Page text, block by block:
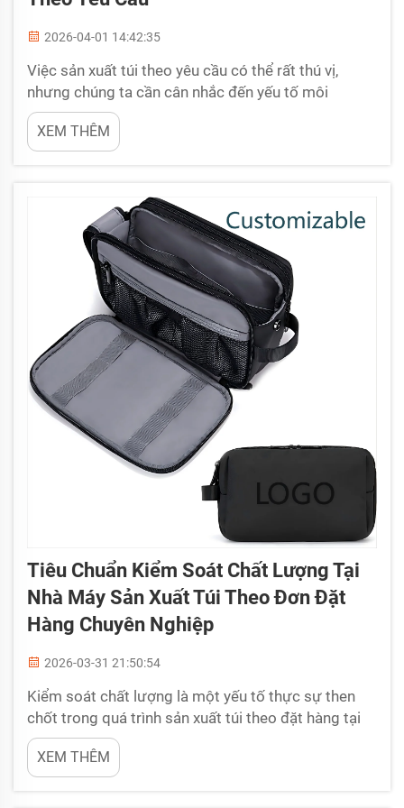
2026-04-01 14:42:35
Việc sản xuất túi theo yêu cầu có thể rất thú vị,
nhưng chúng ta cần cân nhắc đến yếu tố môi
trường cũng như cách đối xử với những người lao
động làm ra chúng. BELLEKOR quan tâm đến việc
sản xuất túi một cách thân thiện với Trái Đất và đảm
mong muốn đảm bảo rằng khi bạn mua ...
XEM THÊM
Tiêu Chuẩn Kiểm Soát Chất Lượng Tại
Nhà Máy Sản Xuất Túi Theo Đơn Đặt
Hàng Chuyên Nghiệp
2026-03-31 21:50:54
Kiểm soát chất lượng là một yếu tố thực sự then
chốt trong quá trình sản xuất túi theo đặt hàng tại
BELLEKOR. Khi khách hàng mua túi, họ mong muốn
nhận được sản phẩm được chế tạo cẩn thận và có
độ bền cao trong thời gian dài. Quy trình kiểm soát
XEM THÊM